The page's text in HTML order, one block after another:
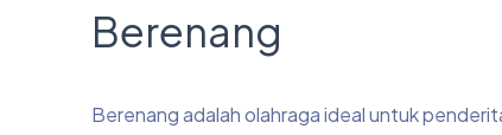
Berenang
Berenang adalah olahraga ideal untuk